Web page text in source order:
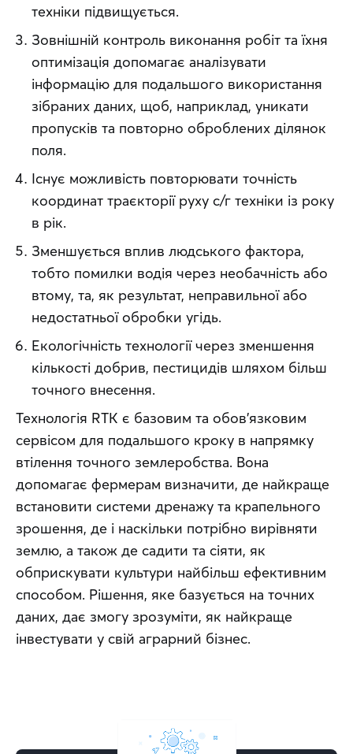
техніки підвищується.
Зовнішній контроль виконання робіт та їхня
оптимізація допомагає аналізувати
інформацію для подальшого використання
зібраних даних, щоб, наприклад, ​уникати
пропусків та повторно оброблених ділянок
поля.
Існує можливість повторювати точність
координат траєкторії руху с/г техніки із року
в рік.
Зменшується вплив людського фактора,
тобто помилки водія через необачність або
втому, та, як результат, неправильної або
недостатньої обробки угідь.
Екологічність технології через зменшення
кількості добрив, пестицидів шляхом більш
точного внесення.
Технологія RTK є базовим та обов’язковим
сервісом для подальшого кроку в напрямку
втілення точного землеробства. Вона
допомагає фермерам визначити, де найкраще
встановити системи дренажу та крапельного
зрошення, де і наскільки потрібно вирівняти
землю, а також де садити та сіяти, як
обприскувати культури найбільш ефективним
способом. Рішення, яке базується на точних
даних, дає змогу зрозуміти, як найкраще
інвестувати у свій аграрний бізнес.